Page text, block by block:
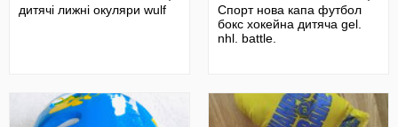
дитячі лижні окуляри wulf
Спорт нова капа футбол
бокс хокейна дитяча gel.
nhl. battle.